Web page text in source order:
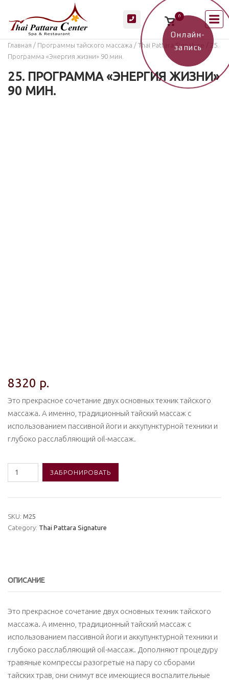
содержанию
Просмотр
корзины
покупок
0
Главная / Программы тайского массажа / Thai Pattara Signature
/ 25.
Программа «Энергия жизни» 90 мин.
25. ПРОГРАММА «ЭНЕРГИЯ ЖИЗНИ»
90 МИН.
8320 р.
Это прекрасное сочетание двух основных техник тайского
массажа. А именно, традиционный тайский массаж с
использованием пассивной йоги и аккупунктурной техники и
глубоко расслабляющий oil-массаж.
Количество
товара
«Энергия
жизни»
ЗАБРОНИРОВАТЬ
SKU: M25
Category: Thai Pattara Signature
ОПИСАНИЕ
Это прекрасное сочетание двух основных техник тайского
массажа. А именно, традиционный тайский массаж с
использованием пассивной йоги и аккупунктурной техники и
глубоко расслабляющий oil-массаж. Дополняют процедуру
травяные компрессы разогретые на пару со сборами
тайских трав, они снимут все имеющиеся воспалительные
Онлайн-
запись